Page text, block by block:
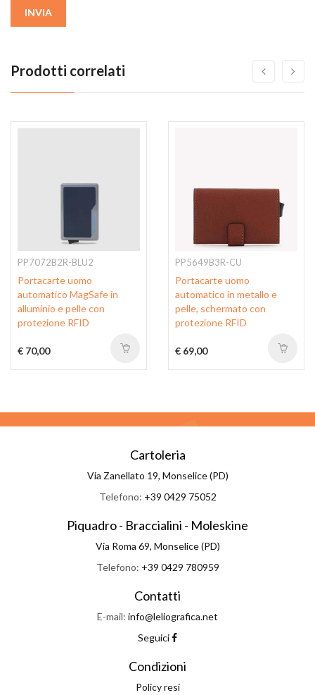
INVIA
Prodotti correlati
PP7072B2R-BLU2
Portacarte uomo
automatico MagSafe in
alluminio e pelle con
protezione RFID
€ 70,00
PP5649B3R-CU
Portacarte uomo
automatico in metallo e
pelle, schermato con
protezione RFID
€ 69,00
Cartoleria
Via Zanellato 19, Monselice (PD)
Telefono: +39 0429 75052
Piquadro - Braccialini - Moleskine
Via Roma 69, Monselice (PD)
Telefono: +39 0429 780959
Contatti
E-mail: info@leliografica.net
Seguici
Condizioni
Policy resi